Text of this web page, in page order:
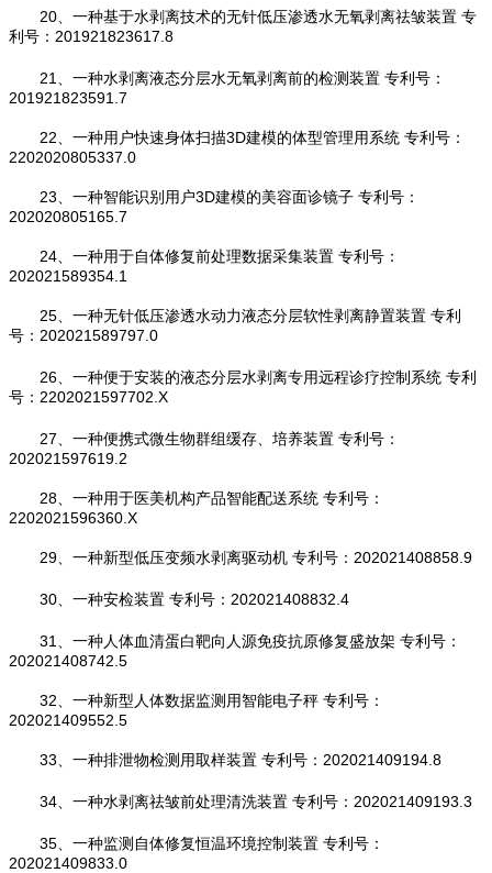
20、一种基于水剥离技术的无针低压渗透水无氧剥离祛皱装置 专
利号：201921823617.8
21、一种水剥离液态分层水无氧剥离前的检测装置 专利号：
201921823591.7
22、一种用户快速身体扫描3D建模的体型管理用系统 专利号：
2202020805337.0
23、一种智能识别用户3D建模的美容面诊镜子 专利号：
202020805165.7
24、一种用于自体修复前处理数据采集装置 专利号：
202021589354.1
25、一种无针低压渗透水动力液态分层软性剥离静置装置 专利
号：202021589797.0
26、一种便于安装的液态分层水剥离专用远程诊疗控制系统 专利
号：2202021597702.X
27、一种便携式微生物群组缓存、培养装置 专利号：
202021597619.2
28、一种用于医美机构产品智能配送系统 专利号：
2202021596360.X
29、一种新型低压变频水剥离驱动机 专利号：202021408858.9
30、一种安检装置 专利号：202021408832.4
31、一种人体血清蛋白靶向人源免疫抗原修复盛放架 专利号：
202021408742.5
32、一种新型人体数据监测用智能电子秤 专利号：
202021409552.5
33、一种排泄物检测用取样装置 专利号：202021409194.8
34、一种水剥离祛皱前处理清洗装置 专利号：202021409193.3
35、一种监测自体修复恒温环境控制装置 专利号：
202021409833.0